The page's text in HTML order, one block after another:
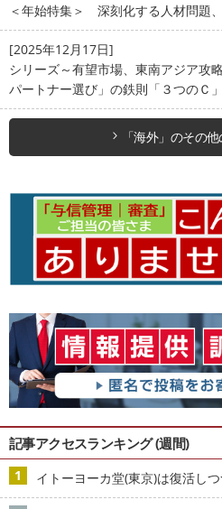
＜年始特集＞ 深刻化する人材問題
[2025年12月17日]
シリーズ～有望市場、東南アジア
パートナー選び」の鉄則「３つの
「海外」のその
記事アクセスランキング (週間)
イトーヨーカ堂(東京)は復活し